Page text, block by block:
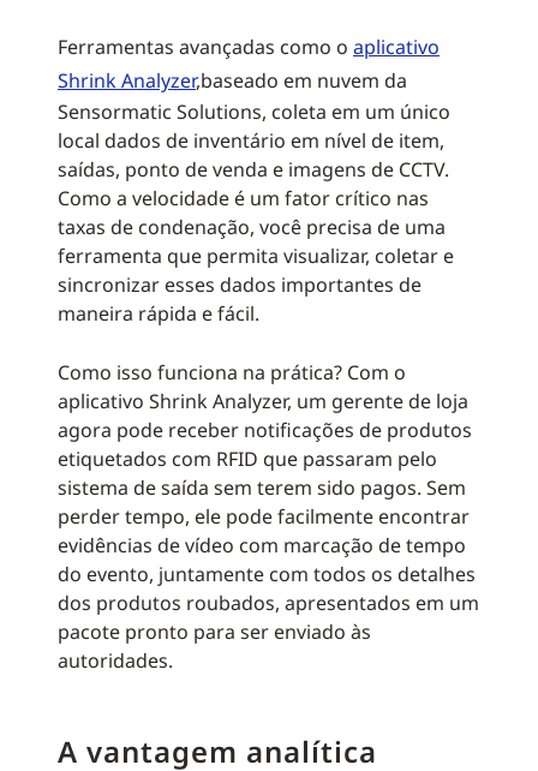
Ferramentas avançadas como o aplicativo
Shrink Analyzer,baseado em nuvem da
Sensormatic Solutions, coleta em um único
local dados de inventário em nível de item,
saídas, ponto de venda e imagens de CCTV.
Como a velocidade é um fator crítico nas
taxas de condenação, você precisa de uma
ferramenta que permita visualizar, coletar e
sincronizar esses dados importantes de
maneira rápida e fácil.
Como isso funciona na prática? Com o
aplicativo Shrink Analyzer, um gerente de loja
agora pode receber notificações de produtos
etiquetados com RFID que passaram pelo
sistema de saída sem terem sido pagos. Sem
perder tempo, ele pode facilmente encontrar
evidências de vídeo com marcação de tempo
do evento, juntamente com todos os detalhes
dos produtos roubados, apresentados em um
pacote pronto para ser enviado às
autoridades.
A vantagem analítica